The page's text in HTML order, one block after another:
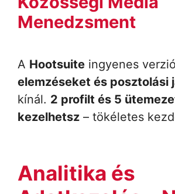
Menedzsment
A Hootsuite ingyenes
elemzéseket és posztolási
kínál. 2 profilt és 5
kezelhetsz – tökéletes
Analitika és